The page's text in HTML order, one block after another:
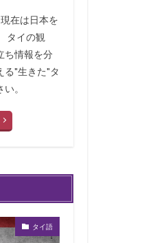
在は日本を
タイの観
ち情報を分
る"生きた"タ
。
タイ語